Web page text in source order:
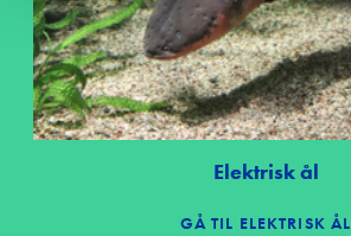
Elektrisk ål
GÅ TIL ELEKTRISK ÅL